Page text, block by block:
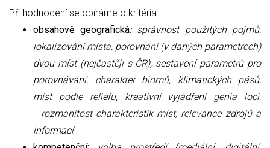
Při hodnocení se opíráme o kritéria:
obsahově geografická: správnost použitých pojmů,
lokalizování místa, porovnání (v daných parametrech)
dvou míst (nejčastěji s ČR), sestavení parametrů pro
porovnávání, charakter biomů, klimatických pásů,
míst podle reliéfu, kreativní vyjádření genia loci,
rozmanitost charakteristik míst, relevance zdrojů a
informací